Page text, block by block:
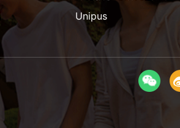
Unipus